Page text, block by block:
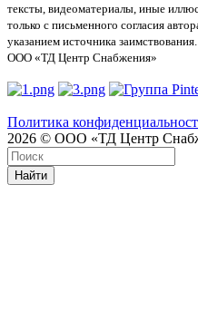
тексты, видеоматериалы, иные
только с письменного согласия
указанием источника
ООО «ТД Центр Снабжения»
Политика
2026 © ООО «ТД Центр
Найти